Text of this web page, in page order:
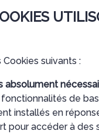
suivants :
absolument
fonctionnalités de
installés en
pour accéder à des